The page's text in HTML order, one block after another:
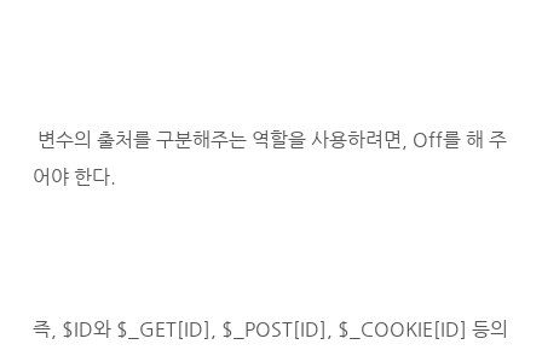
변수의 출처를 구분해주는 역할을 사용하려면, Off를 해 주
어야 한다.
즉, $ID와 $_GET[ID], $_POST[ID], $_COOKIE[ID] 등의